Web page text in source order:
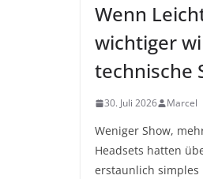
Wenn
wichtiger
technische
30. Juli 2026 Marcel
Weniger Show,
Headsets hatten
erstaunlich simples